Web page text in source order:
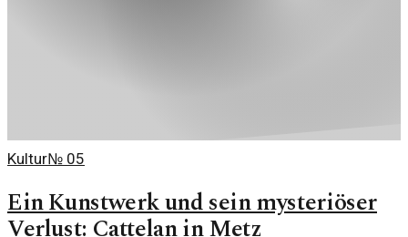
Kultur№ 05
Ein Kunstwerk und sein mysteriöser
Verlust: Cattelan in Metz